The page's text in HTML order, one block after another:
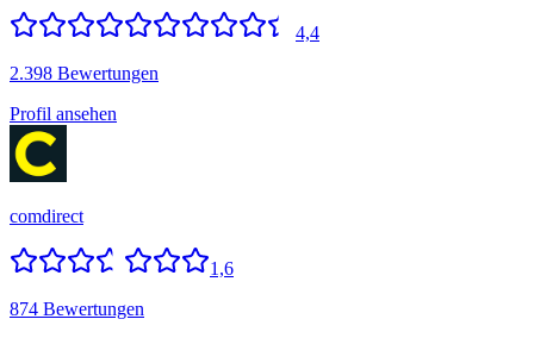
4,4
2.398 Bewertungen
Profil ansehen
comdirect
1,6
874 Bewertungen